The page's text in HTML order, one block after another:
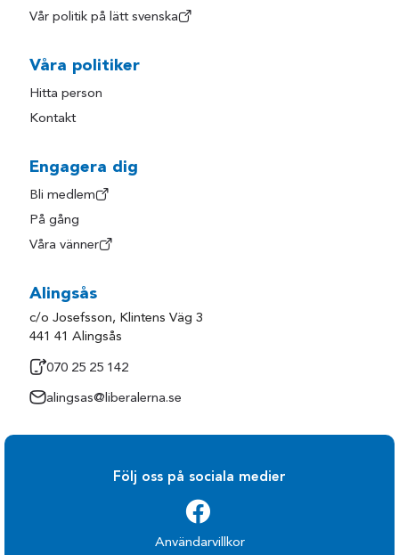
Vår politik på lätt svenska
Våra politiker
Hitta person
Kontakt
Engagera dig
Bli medlem
På gång
Våra vänner
Alingsås
c/o Josefsson, Klintens Väg 3
441 41 Alingsås
070 25 25 142
alingsas@liberalerna.se
Följ oss på sociala medier
Användarvillkor